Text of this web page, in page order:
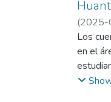
(
Roxana
Los
en el